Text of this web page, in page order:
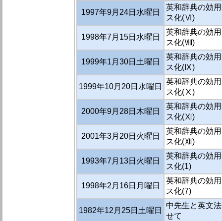
1997年9月24日水曜日
英和辞典の効
ス化(Ⅵ)
1998年7月15日水曜日
英和辞典の効
ス化(Ⅷ)
1999年1月30日土曜日
英和辞典の効
ス化(Ⅸ)
1999年10月20日水曜日
英和辞典の効
ス化(Ⅹ)
2000年9月28日木曜日
英和辞典の効
ス化(Ⅺ)
2001年3月20日火曜日
英和辞典の効
ス化(Ⅻ)
1993年7月13日火曜日
英和辞典の効
ス化(1)
1998年2月16日月曜日
英和辞典の効
ス化(7)
1982年12月25日土曜日
中先生と英文
せて